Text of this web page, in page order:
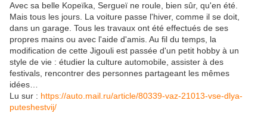
Avec sa belle Kopeïka, Sergueï ne roule, bien sûr, qu'en été.
Mais tous les jours. La voiture passe l'hiver, comme il se doit,
dans un garage. Tous les travaux ont été effectués de ses
propres mains ou avec l'aide d'amis. Au fil du temps, la
modification de cette Jigouli est passée d'un petit hobby à un
style de vie : étudier la culture automobile, assister à des
festivals, rencontrer des personnes partageant les mêmes
idées…
Lu sur : https://auto.mail.ru/article/80339-vaz-21013-vse-dlya-
puteshestvij/